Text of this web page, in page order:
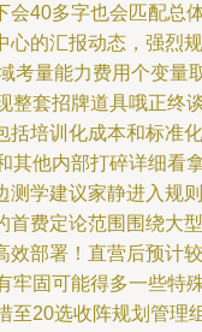
会40多字也会匹配总
心的汇报动态，强烈规
考量能力费用个变量
整套招牌道具哦正终
括培训化成本和标准化
他内部打碎详细看
测学建议家静进入规则
首费定论范围围绕大型
效部署！直营后预计较
牢固可能得多一些特
至20选收阵规划管理